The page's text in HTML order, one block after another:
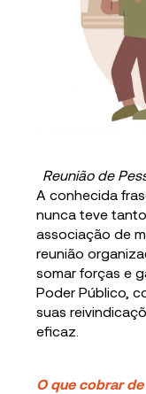
Reunião de
A conhecida
nunca teve
associação de
reunião
somar forças e
Poder Público,
suas
eficaz.
O que cobrar